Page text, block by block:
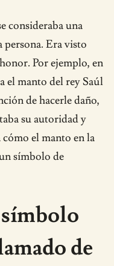
consideraba una
persona. Era visto
Por ejemplo, en
el manto del rey Saúl
de hacerle daño,
su autoridad y
el manto en la
símbolo de
de